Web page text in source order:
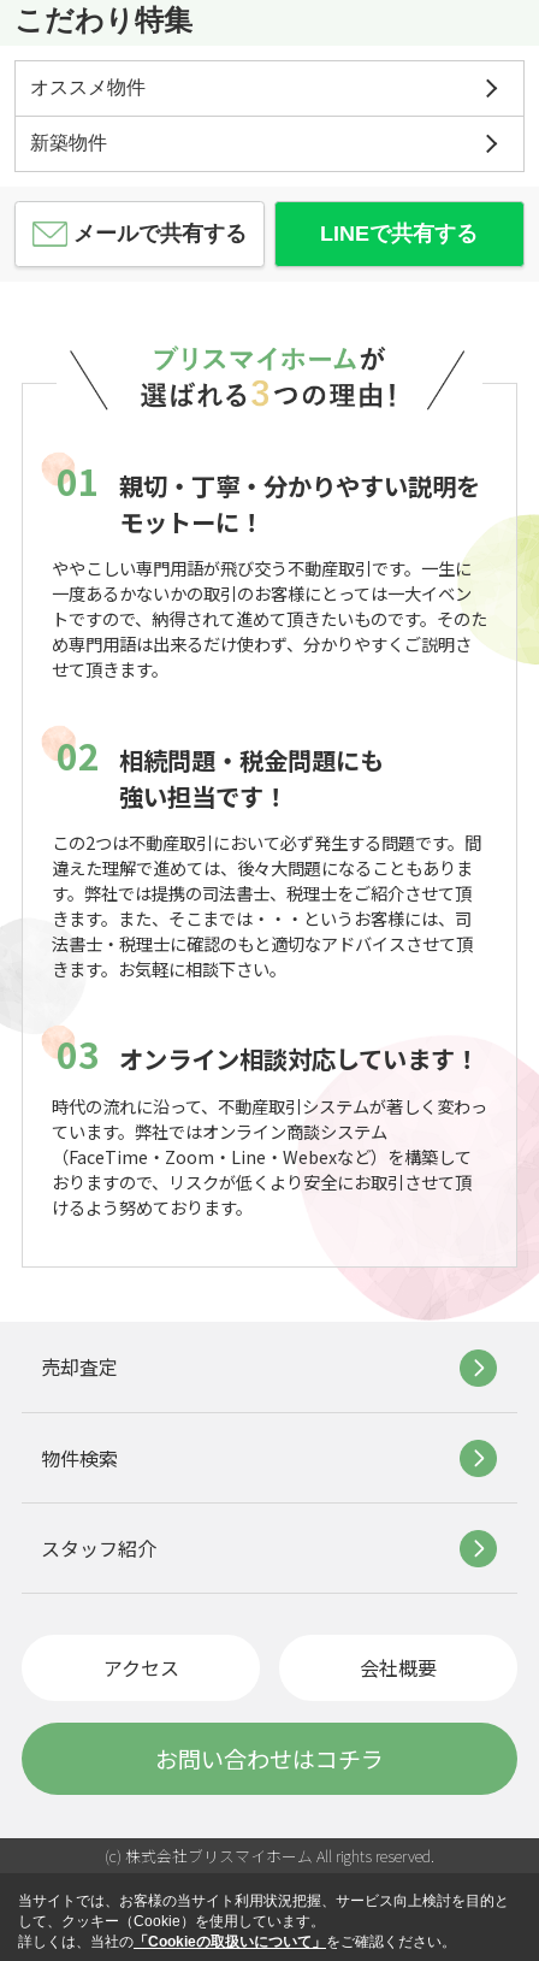
こだわり特集
オススメ物件
新築物件
メールで共有する LINEで共有する
01
親切・丁寧・分かりやすい説明を
モットーに！
ややこしい専門用語が飛び交う不動産取引です。一生に
一度あるかないかの取引のお客様にとっては一大イベン
トですので、納得されて進めて頂きたいものです。そのた
め専門用語は出来るだけ使わず、分かりやすくご説明さ
せて頂きます。
02 相続問題・税金問題にも
強い担当です！
この2つは不動産取引において必ず発生する問題です。間
違えた理解で進めては、後々大問題になることもありま
す。弊社では提携の司法書士、税理士をご紹介させて頂
きます。また、そこまでは・・・というお客様には、司
法書士・税理士に確認のもと適切なアドバイスさせて頂
きます。お気軽に相談下さい。
03 オンライン相談対応しています！
時代の流れに沿って、不動産取引システムが著しく変わっ
ています。弊社ではオンライン商談システム
（FaceTime・Zoom・Line・Webexなど）を構築して
おりますので、リスクが低くより安全にお取引させて頂
けるよう努めております。
売却査定
物件検索
スタッフ紹介
アクセス 会社概要
お問い合わせはコチラ
(c) 株式会社ブリスマイホーム All rights reserved.
当サイトでは、お客様の当サイト利用状況把握、サービス向上検討を目的と
して、クッキー（Cookie）を使用しています。
詳しくは、当社の 「Cookieの取扱いについて」 をご確認ください。